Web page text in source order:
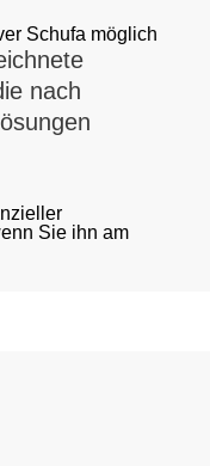
Schufa möglich
nach
Sie ihn am